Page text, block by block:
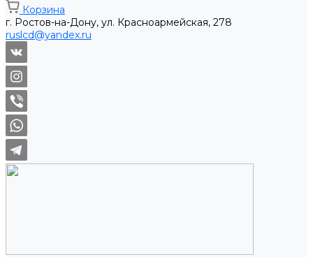
Корзина
г. Ростов-на-Дону, ул. Красноармейская, 278
ruslcd@yandex.ru